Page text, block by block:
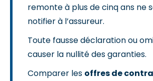
remonte à plus de cinq ans ne
notifier à l’assureur.
Toute fausse déclaration ou
causer la nullité des garanties.
Comparer les offres de